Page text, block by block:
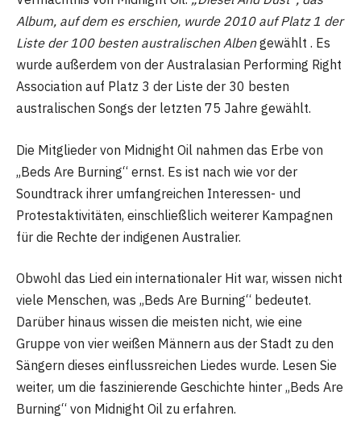
Album, auf dem es erschien, wurde 2010 auf Platz 1 der
Liste der 100 besten australischen Albengewählt . Es
wurde außerdem von der Australasian Performing Right
Association auf Platz 3 der Liste der 30 besten
australischen Songs der letzten 75 Jahre gewählt.
Die Mitglieder von Midnight Oil nahmen das Erbe von
„Beds Are Burning“ ernst. Es ist nach wie vor der
Soundtrack ihrer umfangreichen Interessen- und
Protestaktivitäten, einschließlich weiterer Kampagnen
für die Rechte der indigenen Australier.
Obwohl das Lied ein internationaler Hit war, wissen nicht
viele Menschen, was „Beds Are Burning“ bedeutet.
Darüber hinaus wissen die meisten nicht, wie eine
Gruppe von vier weißen Männern aus der Stadt zu den
Sängern dieses einflussreichen Liedes wurde. Lesen Sie
weiter, um die faszinierende Geschichte hinter „Beds Are
Burning“ von Midnight Oil zu erfahren.